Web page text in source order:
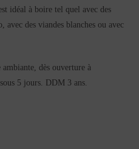
idéal à boire tel quel avec des
des viandes blanches ou avec
dès ouverture à
5 jours. DDM 3 ans.